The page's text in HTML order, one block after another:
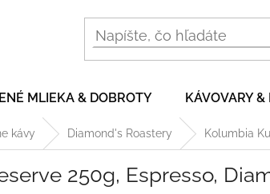
MLIEKA & DOBROTY KÁVOVARY
kávy Diamond's Roastery Kolumbia
250g, Espresso,